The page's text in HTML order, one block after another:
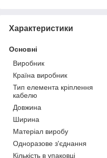
Характеристики
Основні
Виробник
Країна виробник
Тип елемента кріплення
кабелю
Довжина
Ширина
Матеріал виробу
Одноразове з'єднання
Кількість в упаковці